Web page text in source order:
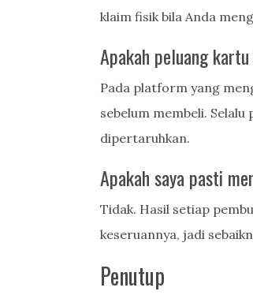
klaim fisik bila Anda
Apakah peluang
Pada platform yang
sebelum membeli.
dipertaruhkan.
Apakah saya pasti
Tidak. Hasil setiap
keseruannya, jadi
Penutup